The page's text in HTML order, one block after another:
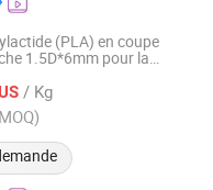
(PLA) en coupe
1.5D*6mm pour la
/ Kg